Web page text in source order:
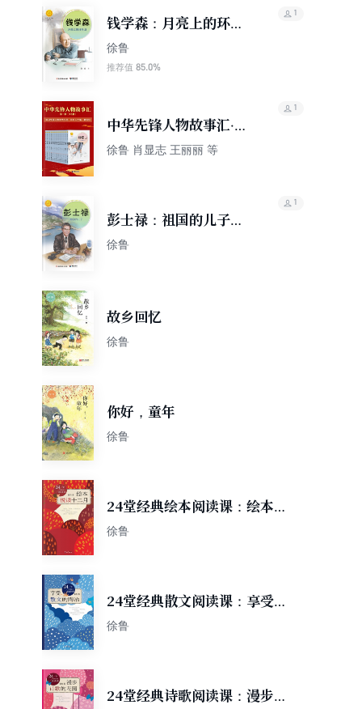
钱学森：月亮上的环形
山（中华先锋人物故事
汇）
徐鲁
推荐值 85.0%
1
中华先锋人物故事汇·第
二辑（15册）
徐鲁 肖显志 王丽丽 等
1
彭士禄：祖国的儿子
（中华先锋人物故事
徐鲁
1
故乡回忆
徐鲁
你好，童年
徐鲁
24堂经典绘本阅读课：绘本悦
读十二月
徐鲁
24堂经典散文阅读课：享受散
文的陶冶
徐鲁
24堂经典诗歌阅读课：漫步诗